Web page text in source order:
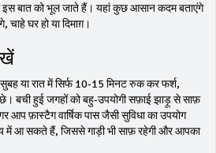
में इस बात को भूल जाते हैं। यहां कुछ आसान कदम बताएंगे
चाहे घर हो या दिमाग़।
या रात में सिर्फ 10‑15 मिनट रुक कर फर्श,
बची हुई जगहों को बहु-उपयोगी सफ़ाई झाड़ू से साफ़
फ़ास्टैग वार्षिक पास जैसी सुविधा का उपयोग
में आ सकते हैं, जिससे गाड़ी भी साफ़ रहेगी और आपका